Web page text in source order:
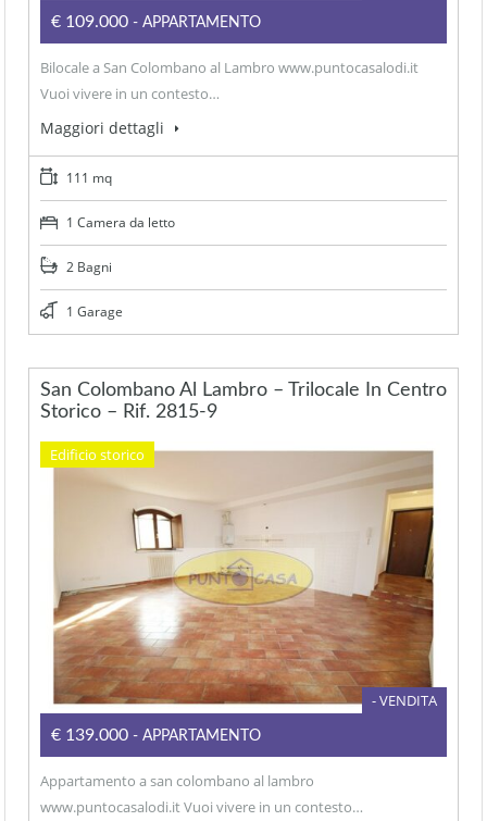
€109.000 - APPARTAMENTO
Bilocale a San Colombano al Lambro www.puntocasalodi.it
Vuoi vivere in un contesto…
Maggiori dettagli
111 mq
1 Camera da letto
2 Bagni
1 Garage
San Colombano Al Lambro – Trilocale In Centro
Storico – Rif. 2815-9
Edificio storico
- VENDITA
€139.000 - APPARTAMENTO
Appartamento a san colombano al lambro
www.puntocasalodi.it Vuoi vivere in un contesto…